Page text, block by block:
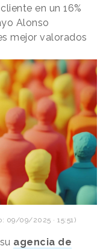
en un 16%
Alonso
mejor valorados
09/09/2025 · 15:51)
agencia de